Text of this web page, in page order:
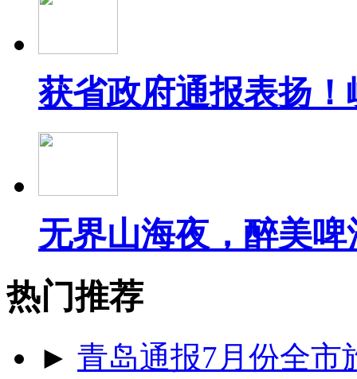
获省政府通报表扬
无界山海夜，醉美
热门推荐
► 青岛通报7月份全市